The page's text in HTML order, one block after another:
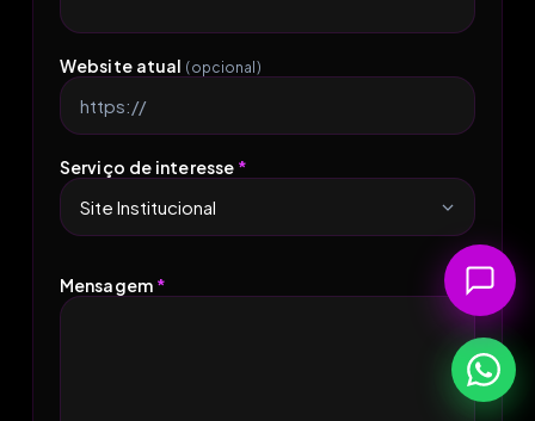
Website atual (opcional)
Serviço de interesse *
Mensagem *